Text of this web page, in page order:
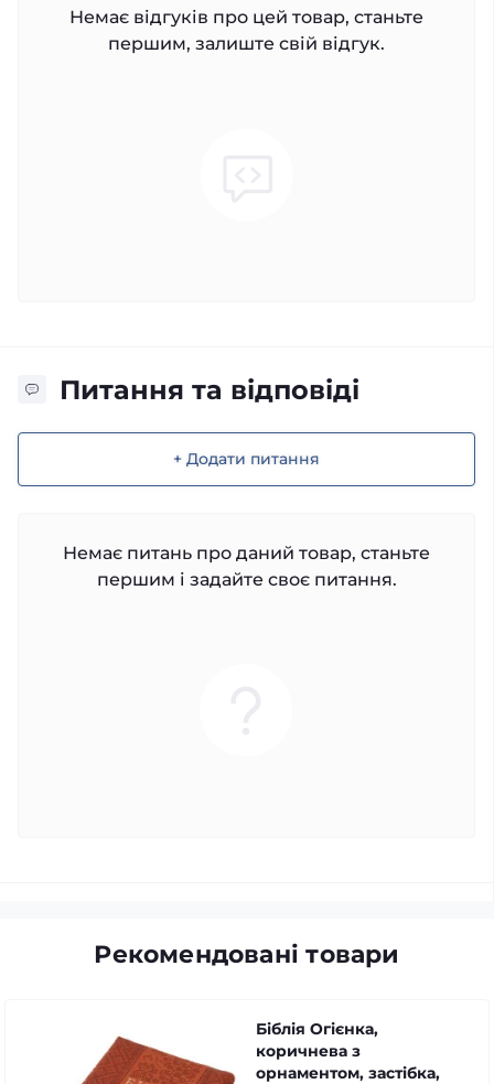
Немає відгуків про цей товар, станьте
першим, залиште свій відгук.
Питання та відповіді
+ Додати питання
Немає питань про даний товар, станьте
першим і задайте своє питання.
Рекомендовані товари
Біблія Огієнка,
коричнева з
орнаментом, застібка,